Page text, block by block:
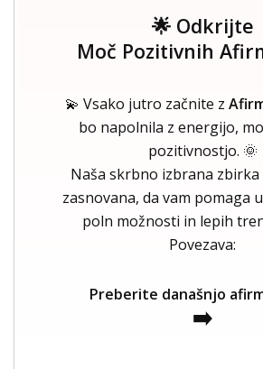
🌟 Odkrijte
Moč Pozitivnih
💫 Vsako jutro začnite z
bo napolnila z energijo,
pozitivnostjo. 🌞
Naša skrbno izbrana zbirka
zasnovana, da vam pomaga
poln možnosti in lepih
Povezava:
Preberite današnjo
➡️